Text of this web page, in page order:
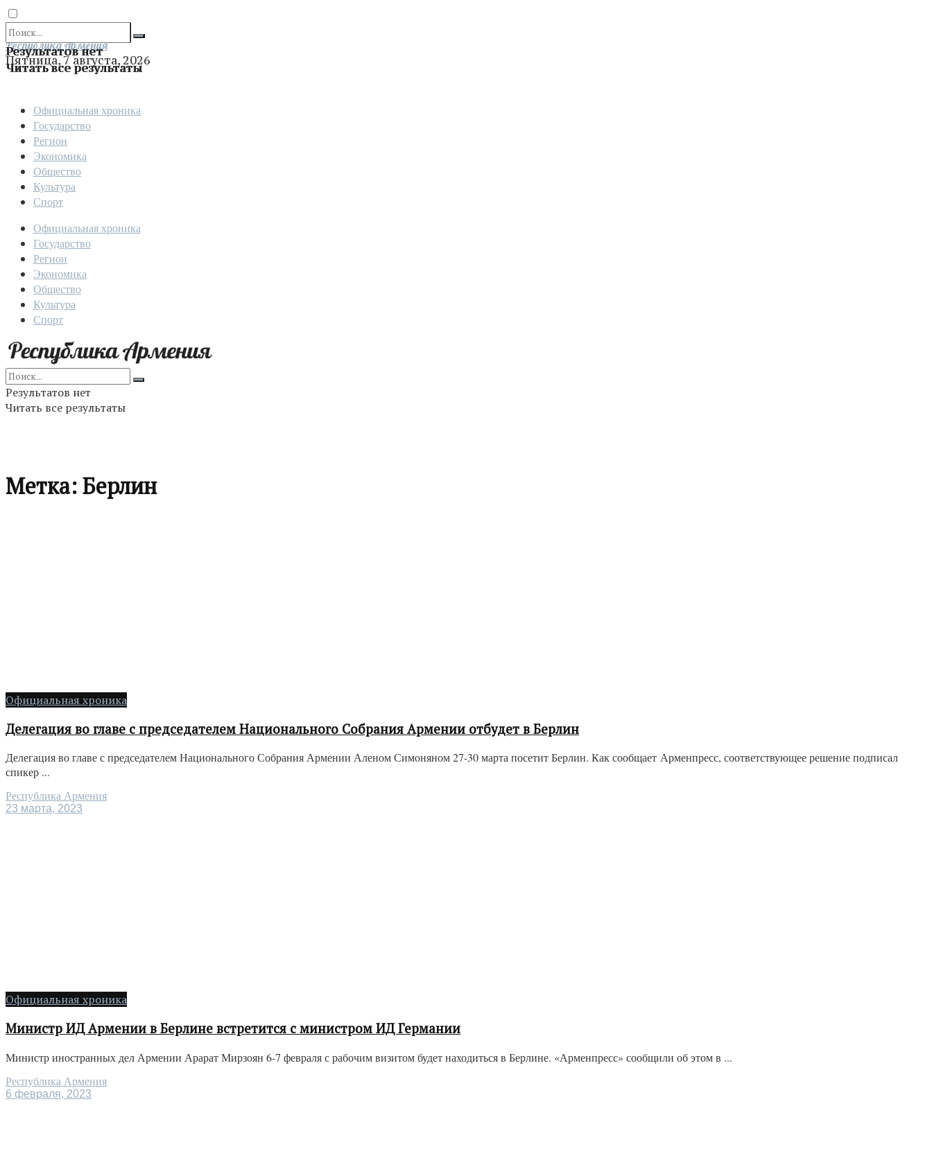
Результатов нет
Читать все результаты
Отправить
Республика Армения
Пятница, 7 августа, 2026
Официальная хроника
Государство
Регион
Экономика
Общество
Культура
Спорт
Официальная хроника
Государство
Регион
Экономика
Общество
Культура
Спорт
Результатов нет
Читать все результаты
Метка:Берлин
Официальная хроника
Делегация во главе с председателем Национального Собрания Армении отбудет в Берлин
Делегация во главе с председателем Национального Собрания Армении Аленом Симоняном 27-30 марта посетит Берлин. Как сообщает Арменпресс, соответствующее решение подписал
спикер ...
Республика Армения
23 марта, 2023
Официальная хроника
Министр ИД Армении в Берлине встретится с министром ИД Германии
Министр иностранных дел Армении Арарат Мирзоян 6-7 февраля с рабочим визитом будет находиться в Берлине. «Арменпресс» сообщили об этом в ...
Республика Армения
6 февраля, 2023